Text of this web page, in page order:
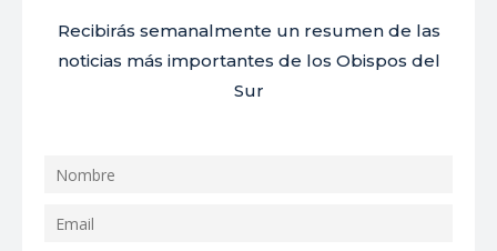
Recibirás semanalmente un resumen de las
noticias más importantes de los Obispos del
Sur